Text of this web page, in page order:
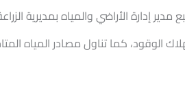
إدارة الأراضي والمياه بمديرية
كما تناول مصادر المياه